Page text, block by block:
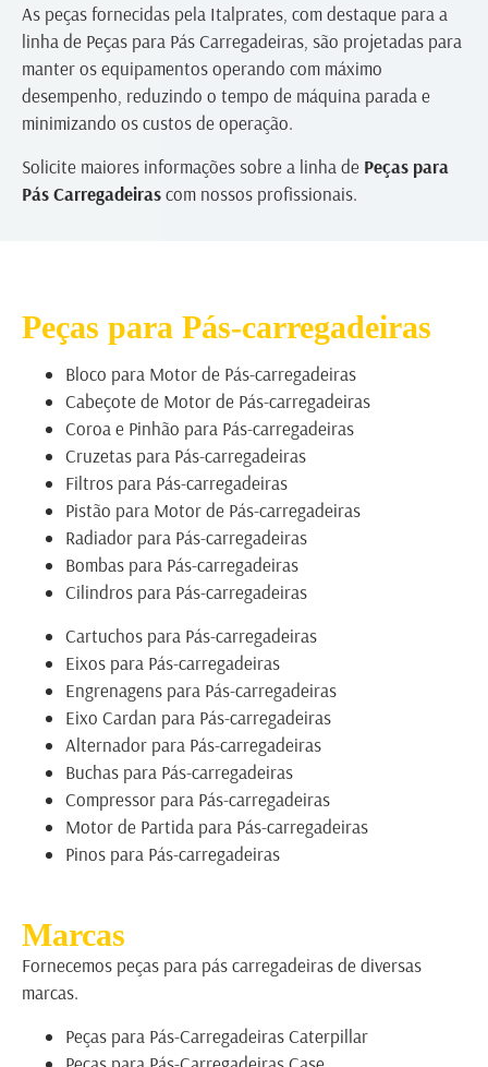
As peças fornecidas pela Italprates, com destaque para a
linha de Peças para Pás Carregadeiras, são projetadas para
manter os equipamentos operando com máximo
desempenho, reduzindo o tempo de máquina parada e
minimizando os custos de operação.
Solicite maiores informações sobre a linha de Peças para
Pás Carregadeirascom nossos profissionais.
Peças para Pás-carregadeiras
Bloco para Motor de Pás-carregadeiras
Cabeçote de Motor de Pás-carregadeiras
Coroa e Pinhão para Pás-carregadeiras
Cruzetas para Pás-carregadeiras
Filtros para Pás-carregadeiras
Pistão para Motor de Pás-carregadeiras
Radiador para Pás-carregadeiras
Bombas para Pás-carregadeiras
Cilindros para Pás-carregadeiras
Cartuchos para Pás-carregadeiras
Eixos para Pás-carregadeiras
Engrenagens para Pás-carregadeiras
Eixo Cardan para Pás-carregadeiras
Alternador para Pás-carregadeiras
Buchas para Pás-carregadeiras
Compressor para Pás-carregadeiras
Motor de Partida para Pás-carregadeiras
Pinos para Pás-carregadeiras
Marcas
Fornecemos peças para pás carregadeiras de diversas
marcas.
Peças para Pás-CarregadeirasCaterpillar